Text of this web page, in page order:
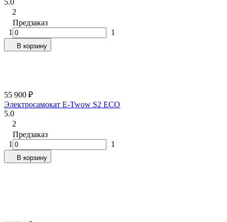
2
Предзаказ
1
1
В корзину
55 900 ₽
Электросамокат E-Twow S2 ECO
5.0
2
Предзаказ
1
1
В корзину